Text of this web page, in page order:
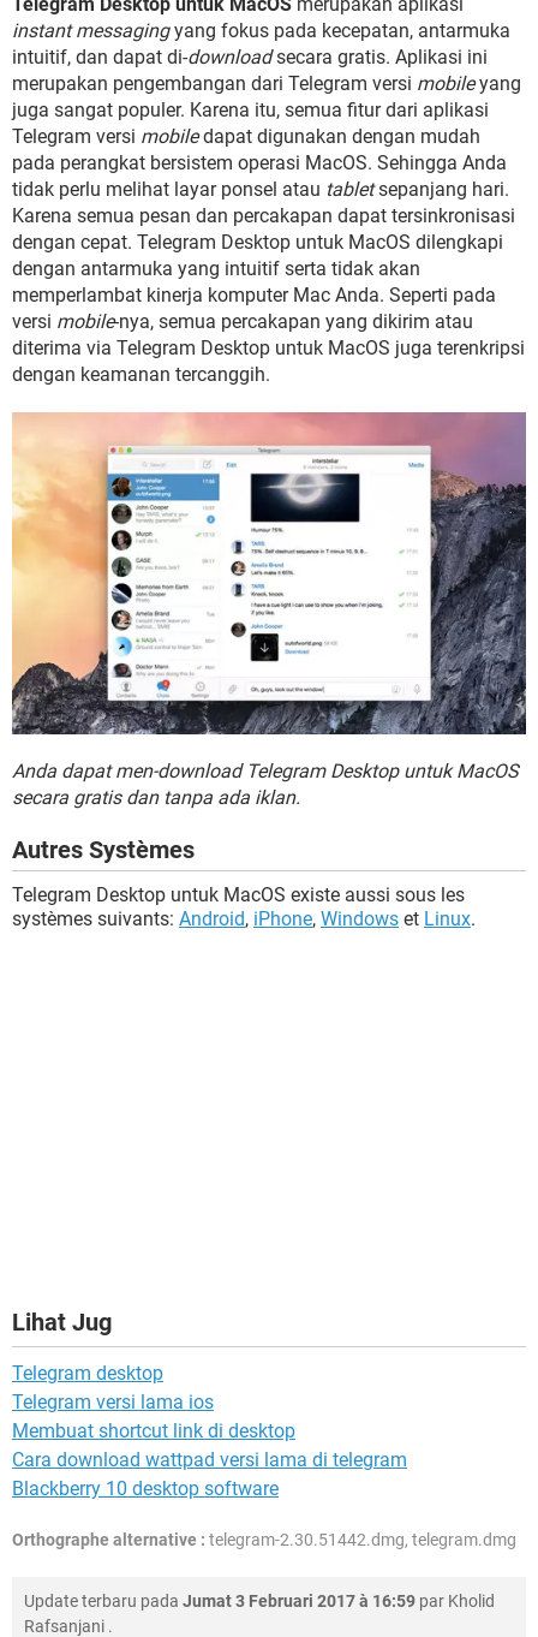
instant messagingyang fokus pada kecepatan, antarmuka
intuitif, dan dapat di-downloadsecara gratis. Aplikasi ini
merupakan pengembangan dari Telegram versi mobileyang
juga sangat populer. Karena itu, semua fitur dari aplikasi
Telegram versi mobiledapat digunakan dengan mudah
pada perangkat bersistem operasi MacOS. Sehingga Anda
tidak perlu melihat layar ponsel atau tabletsepanjang hari.
Karena semua pesan dan percakapan dapat tersinkronisasi
dengan cepat. Telegram Desktop untuk MacOS dilengkapi
dengan antarmuka yang intuitif serta tidak akan
memperlambat kinerja komputer Mac Anda. Seperti pada
versi mobile-nya, semua percakapan yang dikirim atau
diterima via Telegram Desktop untuk MacOS juga terenkripsi
dengan keamanan tercanggih.
Anda dapat men-download Telegram Desktop untuk MacOS
secara gratis dan tanpa ada iklan.
Autres Systèmes
Telegram Desktop untuk MacOS existe aussi sous les
systèmes suivants: Android, iPhone, Windows et Linux.
Lihat Jug
Telegram desktop
Telegram versi lama ios
Membuat shortcut link di desktop
Cara download wattpad versi lama di telegram
Blackberry 10 desktop software
Orthographe alternative : telegram-2.30.51442.dmg, telegram.dmg
Update terbaru pada Jumat 3 Februari 2017 à 16:59 par Kholid
Rafsanjani .